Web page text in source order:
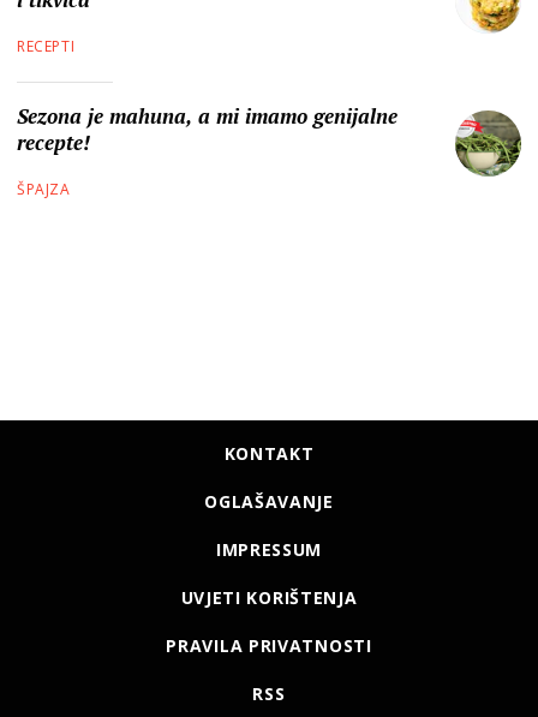
RECEPTI
Sezona je mahuna, a mi imamo genijalne
recepte!
ŠPAJZA
KONTAKT
OGLAŠAVANJE
IMPRESSUM
UVJETI KORIŠTENJA
PRAVILA PRIVATNOSTI
RSS